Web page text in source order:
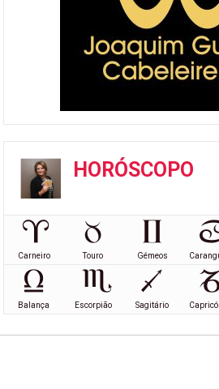
HORÓSCOPO
Carneiro Touro Gémeos
Balança Escorpião Sagitário